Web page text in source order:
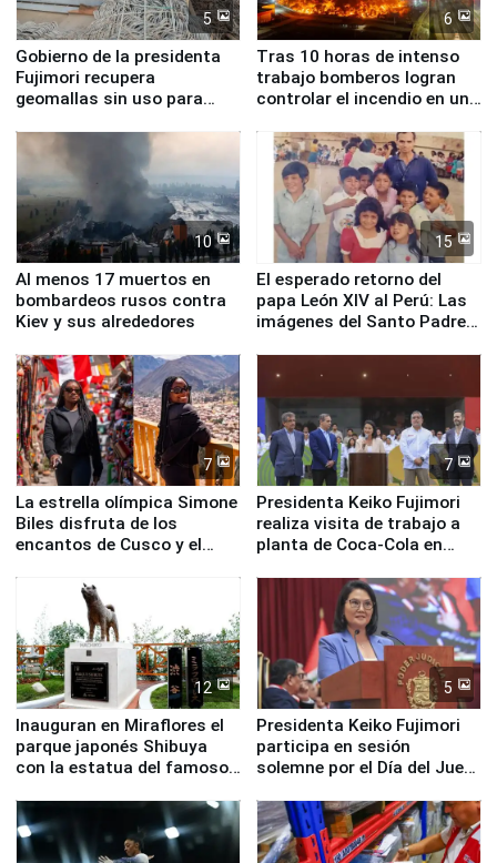
5
Gobierno de la presidenta
Fujimori recupera
geomallas sin uso para
Fenómeno El Niño
6
Tras 10 horas de intenso
trabajo bomberos logran
controlar el incendio en una
de Chile
10
Al menos 17 muertos en
bombardeos rusos contra
Kiev y sus alrededores
15
El esperado retorno del
papa León XIV al Perú: Las
imágenes del Santo Padre
7
La estrella olímpica Simone
Biles disfruta de los
encantos de Cusco y el
7
Presidenta Keiko Fujimori
realiza visita de trabajo a
planta de Coca-Cola en
12
Inauguran en Miraflores el
parque japonés Shibuya
con la estatua del famoso
5
Presidenta Keiko Fujimori
participa en sesión
solemne por el Día del Juez